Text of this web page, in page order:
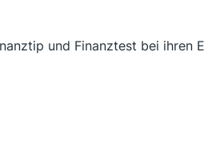
und Finanztest bei ihren